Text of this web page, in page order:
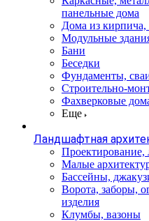
панельные дома
Дома из кирпича,
Модульные
Бани
Беседки
Фундаменты,
Строительно-
Фахверковые
Еще
Ландшафтная
Малые
Бассейны,
Ворота, заборы,
изделия
Клумбы, вазоны